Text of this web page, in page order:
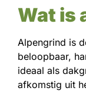
Wat is
Alpengrind is
beloopbaar,
ideaal als
afkomstig uit